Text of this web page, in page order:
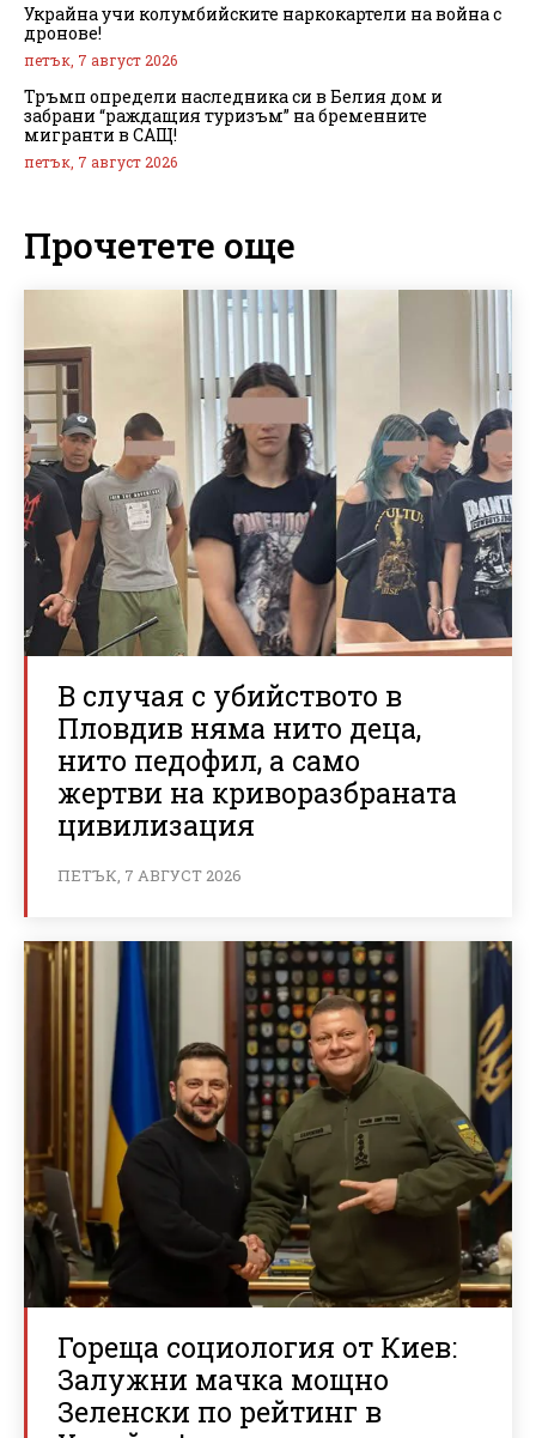
Украйна учи колумбийските наркокартели на война с
дронове!
петък, 7 август 2026
Тръмп определи наследника си в Белия дом и
забрани “раждащия туризъм” на бременните
мигранти в САЩ!
петък, 7 август 2026
Прочетете още
В случая с убийството в
Пловдив няма нито деца,
нито педофил, а само
жертви на криворазбраната
цивилизация
ПЕТЪК, 7 АВГУСТ 2026
Гореща социология от Киев:
Залужни мачка мощно
Зеленски по рейтинг в